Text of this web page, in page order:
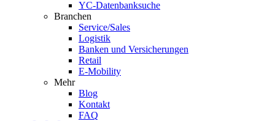
YC-Datenbanksuche
Branchen
Service/Sales
Logistik
Banken und Versicherungen
Retail
E-Mobility
Mehr
Blog
Kontakt
FAQ